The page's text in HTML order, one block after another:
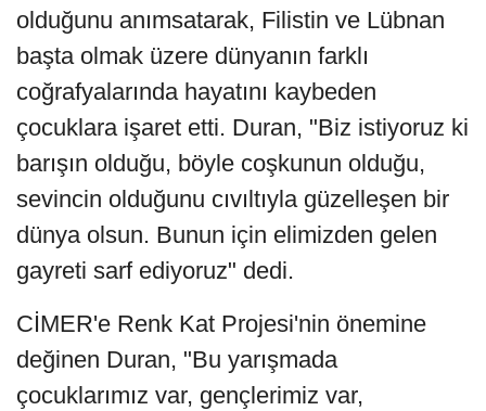
olduğunu anımsatarak, Filistin ve Lübnan
başta olmak üzere dünyanın farklı
coğrafyalarında hayatını kaybeden
çocuklara işaret etti. Duran, "Biz istiyoruz ki
barışın olduğu, böyle coşkunun olduğu,
sevincin olduğunu cıvıltıyla güzelleşen bir
dünya olsun. Bunun için elimizden gelen
gayreti sarf ediyoruz" dedi.
CİMER'e Renk Kat Projesi'nin önemine
değinen Duran, "Bu yarışmada
çocuklarımız var, gençlerimiz var,